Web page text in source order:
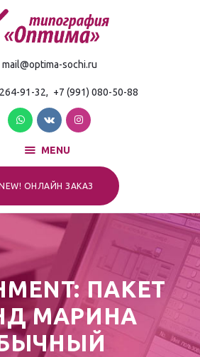
mail@optima-sochi.ru
91-32, +7 (991) 080-50-88
MENU
ОНЛАЙН ЗАКАЗ
ПАКЕТ
МАРИНА
типография в Сочи